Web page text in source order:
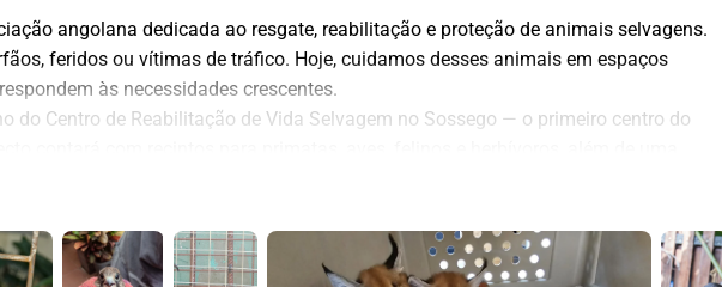
angolana dedicada ao resgate, reabilitação e proteção de animais selvagens.
feridos ou vítimas de tráfico. Hoje, cuidamos desses animais em espaços
às necessidades crescentes.
do Centro de Reabilitação de Vida Selvagem no Sossego — o primeiro centro do
e alojamento para cuidadores.
em condições precárias ou sem qualquer possibilidade de recuperação. Com o
queremos mudar esta realidade: oferecer tratamento, reabilitação e, sempre